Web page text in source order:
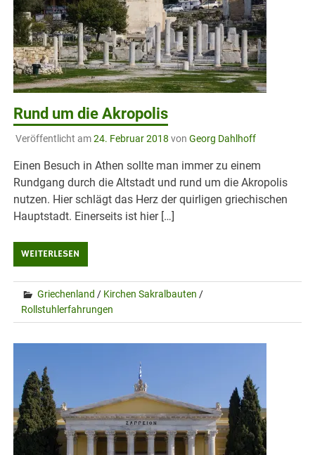
Rund um die Akropolis
Veröffentlicht am24. Februar 2018 von Georg Dahlhoff
Einen Besuch in Athen sollte man immer zu einem
Rundgang durch die Altstadt und rund um die Akropolis
nutzen. Hier schlägt das Herz der quirligen griechischen
Hauptstadt. Einerseits ist hier […]
WEITERLESEN
Griechenland / Kirchen Sakralbauten /
Rollstuhlerfahrungen